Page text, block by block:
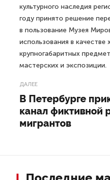
культурного наследия
году принято решение
в пользование Музея
использования в качестве
крупногабаритных
мастерских и экспозиции.
ДАЛЕЕ
В Петербурге
канал фиктивной
мигрантов